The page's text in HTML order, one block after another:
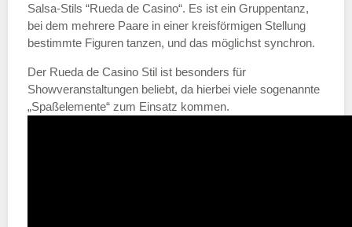
Salsa-Stils “Rueda de Casino“. Es ist ein Gruppentanz,
bei dem mehrere Paare in einer kreisförmigen Stellung
bestimmte Figuren tanzen, und das möglichst synchron.
Der Rueda de Casino Stil ist besonders für
Showveranstaltungen beliebt, da hierbei viele sogenannte
„Spaßelemente“ zum Einsatz kommen.